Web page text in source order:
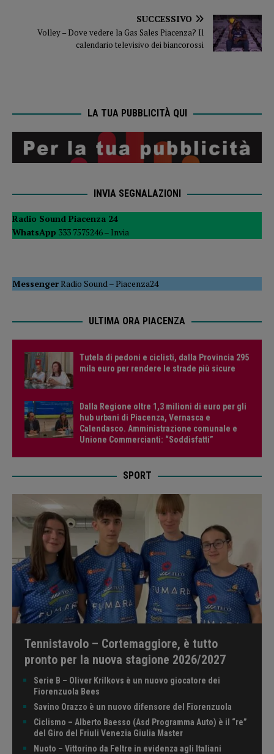
SUCCESSIVO
Volley – Dove vedere la Gas Sales Piacenza? Il
calendario televisivo dei biancorossi
LA TUA PUBBLICITÀ QUI
INVIA SEGNALAZIONI
Radio Sound Piacenza 24
WhatsApp 333 7575246 – Invia
MessengerRadio Sound –Piacenza24
ULTIMA ORA PIACENZA
Tutela di pedoni e ciclisti, dalla Provincia 295
mila euro per rendere le strade più sicure
Dalla Regione oltre 1,3 milioni di euro per gli
hub urbani di Piacenza, Vernasca e
Calendasco. Amministrazione comunale e
Unione Commercianti: “Soddisfatti”
SPORT
Tennistavolo – Cortemaggiore, è tutto
pronto per la nuova stagione 2026/2027
Serie B – Oliver Krilkovs è un nuovo giocatore dei
Fiorenzuola Bees
Savino Orazzo è un nuovo difensore del Fiorenzuola
Ciclismo – Alberto Baesso (Asd Programma Auto) è il “re”
del Giro del Friuli Venezia Giulia Master
Nuoto – Vittorino da Feltre in evidenza agli Italiani